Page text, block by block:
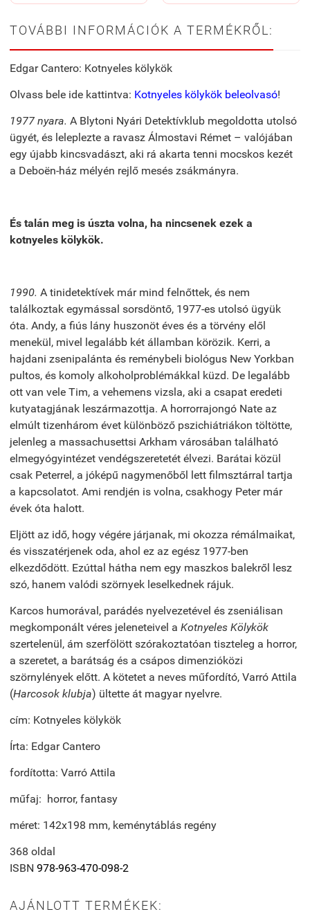
TOVÁBBI INFORMÁCIÓK A TERMÉKRŐL:
Edgar Cantero: Kotnyeles kölykök
Olvass bele ide kattintva: Kotnyeles kölykök beleolvasó!
1977 nyara. A Blytoni Nyári Detektívklub megoldotta utolsó
ügyét, és leleplezte a ravasz Álmostavi Rémet – valójában
egy újabb kincsvadászt, aki rá akarta tenni mocskos kezét
a Deboën-ház mélyén rejlő mesés zsákmányra.
És talán meg is úszta volna, ha nincsenek ezek a
kotnyeles kölykök.
1990. A tinidetektívek már mind felnőttek, és nem
találkoztak egymással sorsdöntő, 1977-es utolsó ügyük
óta. Andy, a fiús lány huszonöt éves és a törvény elől
menekül, mivel legalább két államban körözik. Kerri, a
hajdani zsenipalánta és reménybeli biológus New Yorkban
pultos, és komoly alkoholproblémákkal küzd. De legalább
ott van vele Tim, a vehemens vizsla, aki a csapat eredeti
kutyatagjának leszármazottja. A horrorrajongó Nate az
elmúlt tizenhárom évet különböző pszichiátriákon töltötte,
jelenleg a massachusettsi Arkham városában található
elmegyógyintézet vendégszeretetét élvezi. Barátai közül
csak Peterrel, a jóképű nagymenőből lett filmsztárral tartja
a kapcsolatot. Ami rendjén is volna, csakhogy Peter már
évek óta halott.
Eljött az idő, hogy végére járjanak, mi okozza rémálmaikat,
és visszatérjenek oda, ahol ez az egész 1977-ben
elkezdődött. Ezúttal hátha nem egy maszkos balekről lesz
szó, hanem valódi szörnyek leselkednek rájuk.
Karcos humorával, parádés nyelvezetével és zseniálisan
megkomponált véres jeleneteivel a Kotnyeles Kölykök
szertelenül, ám szerfölött szórakoztatóan tiszteleg a horror,
a szeretet, a barátság és a csápos dimenzióközi
szörnylények előtt. A kötetet a neves műfordító, Varró Attila
(Harcosok klubja) ültette át magyar nyelvre.
cím: Kotnyeles kölykök
Írta: Edgar Cantero
fordította: Varró Attila
műfaj: horror, fantasy
méret: 142x198 mm, keménytáblás regény
368 oldal
ISBN 978-963-470-098-2
AJÁNLOTT TERMÉKEK: